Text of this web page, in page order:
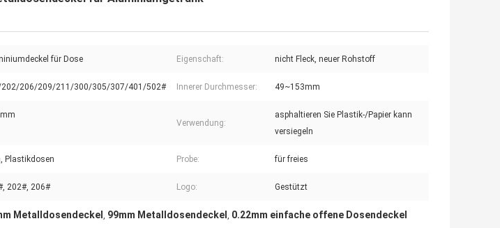
für Dose Eigenschaft: nicht Fleck, neuer Rohstoff
206/209/211/300/305/307/401/502# Innerer Durchmesser: 49~153mm
Verwendung:
asphaltieren Sie Plastik-/Papier kann
versiegeln
Plastikdosen Probe: für freies
202#, 206# Logo: Gestützt
Metalldosendeckel , 99mm Metalldosendeckel , 0.22mm einfache offene Dosendeckel